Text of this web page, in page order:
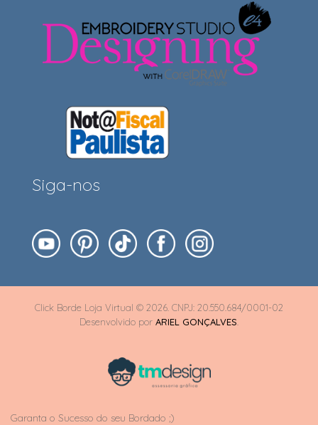
Siga-nos
Click Borde Loja Virtual © 2026. CNPJ: 20.550.684/0001-02
Desenvolvido por ARIEL GONÇALVES.
Garanta o Sucesso do seu Bordado ;)